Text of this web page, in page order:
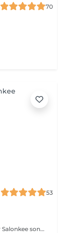
70
53
Veuillez prendre note que les prix indiqués sur Salonkee sont communiqués à titre informatif et s'entendent de base. Ces derniers sont susceptibles de varier selon le diagnostic réalisé à votre arrivée au salon et l'expertise du professionnel à qui vous confiez votre beauté. Dans tous les cas, un devis précis vous sera proposé et toutes réalisations de prestations seront effectuées avec votre accord. Un grand merci d'avance pour votre compréhension. Au plaisir de vous recevoir très vite.